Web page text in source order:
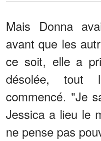
Mais Donna
avant que les
ce soit, elle a
désolée, tout
commencé. "Je
Jessica a lieu le
ne pense pas